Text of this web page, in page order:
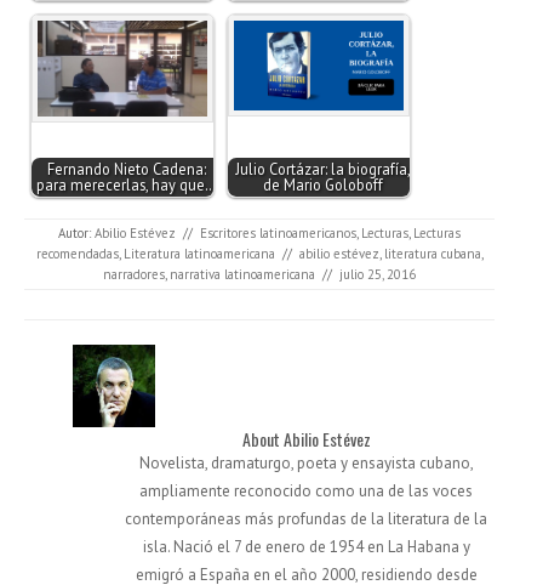
Fernando Nieto Cadena:
para merecerlas, hay que…
Julio Cortázar: la biografía,
de Mario Goloboff
Autor: Abilio Estévez // Escritores latinoamericanos, Lecturas, Lecturas
recomendadas, Literatura latinoamericana // abilio estévez, literatura cubana,
narradores, narrativa latinoamericana // julio 25, 2016
About Abilio Estévez
Novelista, dramaturgo, poeta y ensayista cubano,
ampliamente reconocido como una de las voces
contemporáneas más profundas de la literatura de la
isla. Nació el 7 de enero de 1954 en La Habana y
emigró a España en el año 2000, residiendo desde